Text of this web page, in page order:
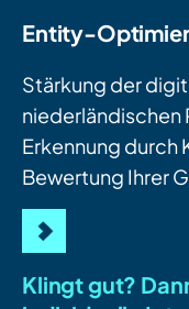
Entity-
Stärkung der
niederländischen
Erkennung durch
Bewertung Ihrer
Klingt gut?